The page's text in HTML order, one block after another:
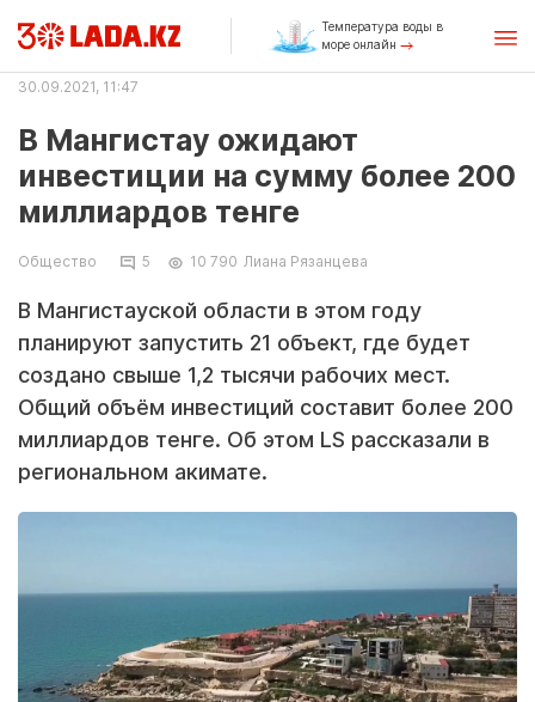
Температура воды в
море онлайн
30.09.2021, 11:47
В Мангистау ожидают
инвестиции на сумму более 200
миллиардов тенге
Общество 5 10 790 Лиана Рязанцева
В Мангистауской области в этом году
планируют запустить 21 объект, где будет
создано свыше 1,2 тысячи рабочих мест.
Общий объём инвестиций составит более 200
миллиардов тенге. Об этом LS рассказали в
региональном акимате.